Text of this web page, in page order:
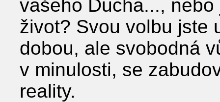
vašeho Ducha...,
život? Svou volbu jste
dobou, ale svobodná
v minulosti, se
reality.